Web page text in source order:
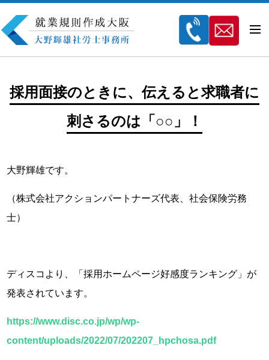
採用面接のときに、伝えると求職者に
刺さるのは「○○」！
大野輝雄です。
（株式会社アクションパートナーズ代表、社会保険労務
士）
ディスコより、「採用ホームページ好感度ランキング」が
発表されています。
https://www.disc.co.jp/wp/wp-
content/uploads/2022/07/202207_hpchosa.pdf